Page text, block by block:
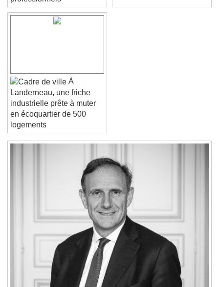
Text Edge Style
Reset
Done
Close Modal Dialog
End of dialog window.
professionnels
À
Landerneau, une friche
industrielle prête à muter
en écoquartier de 500
logements